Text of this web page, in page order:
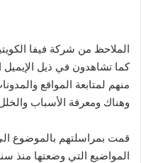
الملاحظ من شركة فيفا
كما تشاهدون في ذيل
منهم لمتابعة المواقع
وهناك ومعرفة الأسباب
قمت بمراسلتهم بالموضوع
المواضيع التي وضعتها منذ